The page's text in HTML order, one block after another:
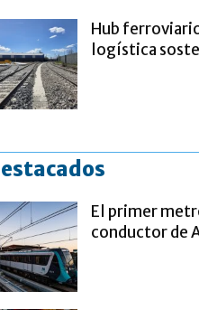
Hub
logística
El primer
conductor de